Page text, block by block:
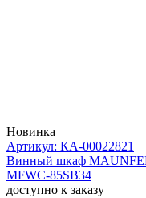
Новинка
Артикул: КА-00022821
Винный шкаф
MFWC-85SB34
доступно к заказу